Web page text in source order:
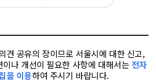
견 공유의 장이므로 서울시에 대한 신고,
나 개선이 필요한 사항에 대해서는 전자
을 이용하여 주시기 바랍니다.